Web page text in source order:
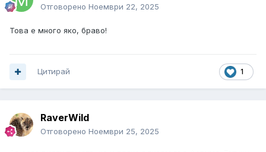
Отговорено Ноември 22, 2025
Това е много яко, браво!
1
Цитирай
RaverWild
Отговорено Ноември 25, 2025